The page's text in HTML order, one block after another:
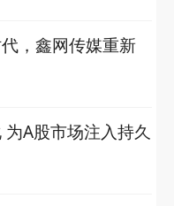
，鑫网传媒重新
A股市场注入持久